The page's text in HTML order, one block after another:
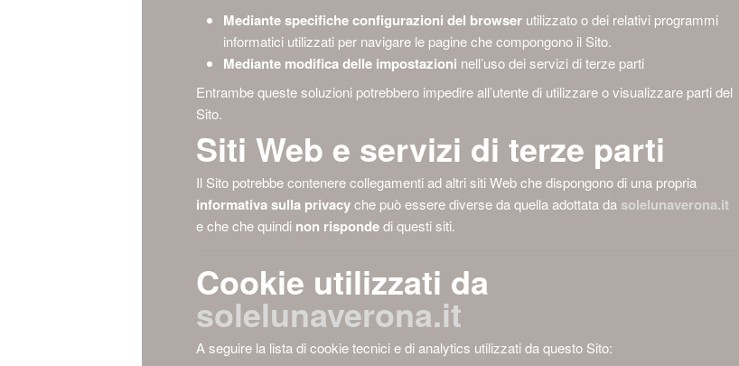
Mediante specifiche configurazioni del browser utilizzato o dei relativi programmi
informatici utilizzati per navigare le pagine che compongono il Sito.
Mediante modifica delle impostazioni nell’uso dei servizi di terze parti
Entrambe queste soluzioni potrebbero impedire all’utente di utilizzare o visualizzare parti del
Sito.
Siti Web e servizi di terze parti
Il Sito potrebbe contenere collegamenti ad altri siti Web che dispongono di una propria
informativa sulla privacyche può essere diverse da quella adottata da solelunaverona.it
e che che quindi non rispondedi questi siti.
Cookie utilizzati da
solelunaverona.it
A seguire la lista di cookie tecnici e di analytics utilizzati da questo Sito: